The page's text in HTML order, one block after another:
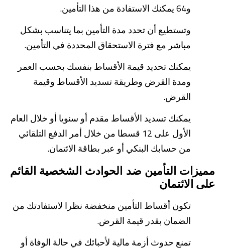
و64 يمكنك الاستفادة من هذا التأمين.
وتستطيع أن تحدد مدة التأمين بما يتناسب بشكل
مباشر مع فترة الاستحقاق المحددة في التأمين.
يمكنك تحديد قيمة الأقساط بنفسك بحسب العمر
ومدة القرض وطريقة تسديد الأقساط وقيمة
القرض.
يمكنك تسديد الأقساط مقدم أو سنويا أو خلال العام
الأول على 12 قسطا من خلال أمر الدفع التلقائي
من حسابك البنكي أو عبر بطاقة الائتمان.
مميزات التأمين ضد الحوادث الشخصية القائم
على الائتمان
تكون أقساط التأمين منخفضة نظرا لاستفادتك من
الضمان بقدر قيمة القرض.
تمنع حدوث أزمة مالية لأحبائك في حالة الوفاة أو